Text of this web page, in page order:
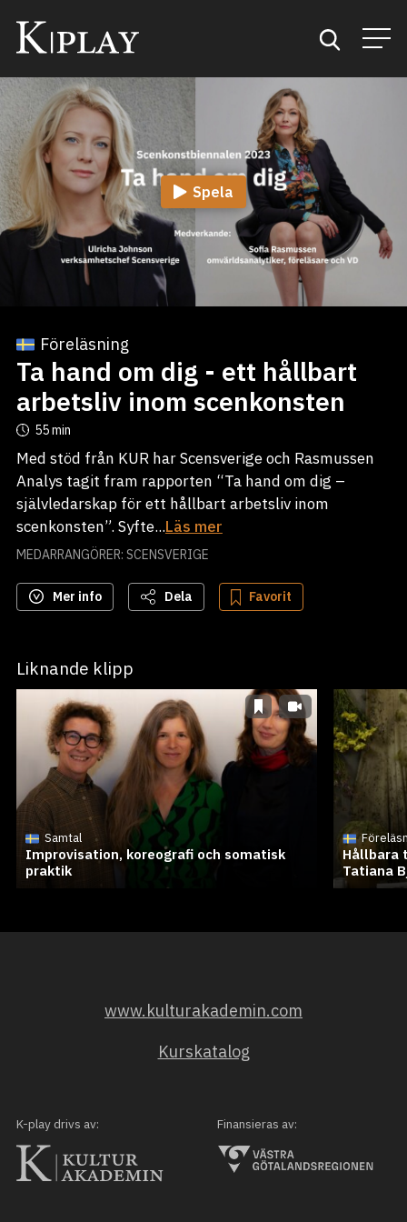
Start
Sök
Kategorier
Mina favoriter
Spela
Föreläsning
Ta hand om dig - ett hållbart
arbetsliv inom scenkonsten
55 min
Med stöd från KUR har Scensverige och Rasmussen
Analys tagit fram rapporten “Ta hand om dig –
självledarskap för ett hållbart arbetsliv inom
scenkonsten”. Syfte...Läs mer
MEDARRANGÖRER: SCENSVERIGE
Mer info Dela Favorit
Liknande klipp
Samtal
Improvisation, koreografi och somatisk
praktik
Hållbara
Tatiana
www.kulturakademin.com
Kurskatalog
K-play drivs av: Finansieras av: